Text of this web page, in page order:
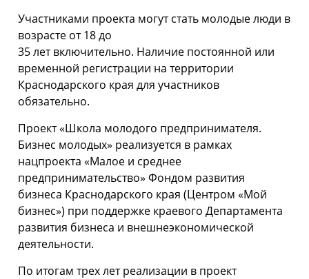
Участниками проекта могут стать молодые люди в
возрасте от 18 до
35 лет включительно. Наличие постоянной или
временной регистрации на территории
Краснодарского края для участников
обязательно.
Проект «Школа молодого предпринимателя.
Бизнес молодых» реализуется в рамках
нацпроекта «Малое и среднее
предпринимательство» Фондом развития
бизнеса Краснодарского края (Центром «Мой
бизнес») при поддержке краевого Департамента
развития бизнеса и внешнеэкономической
деятельности.
По итогам трех лет реализации в проект